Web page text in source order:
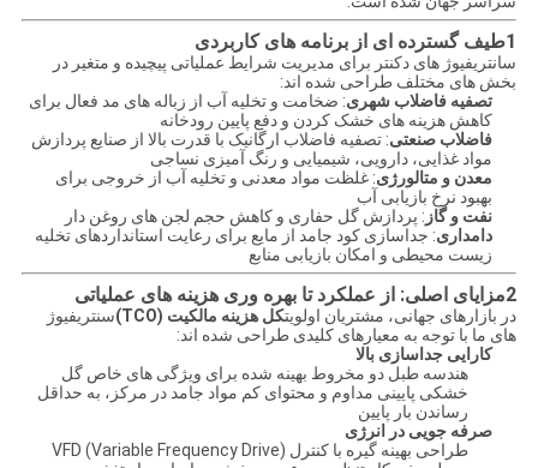
1طیف گسترده ای از برنامه های کاربردی
سانتریفیوژ های دکنتر برای مدیریت شرایط عملیاتی پیچیده و متغیر در
بخش های مختلف طراحی شده اند:
تصفیه فاضلاب شهری: ضخامت و تخلیه آب از زباله های مد فعال برای
کاهش هزینه های خشک کردن و دفع پایین رودخانه
فاضلاب صنعتی: تصفیه فاضلاب ارگانیک با قدرت بالا از صنایع پردازش
مواد غذایی، دارویی، شیمیایی و رنگ آمیزی نساجی
معدن و متالورژی: غلظت مواد معدنی و تخلیه آب از خروجی برای
بهبود نرخ بازیابی آب
نفت و گاز : پردازش گل حفاری و کاهش حجم لجن های روغن دار
دامداری: جداسازی کود جامد از مایع برای رعایت استانداردهای تخلیه
زیست محیطی و امکان بازیابی منابع
2مزایای اصلی: از عملکرد تا بهره وری هزینه های عملیاتی
در بازارهای جهانی، مشتریان اولویتکل هزینه مالکیت (TCO)
سنتریفیوژ
های ما با توجه به معیارهای کلیدی طراحی شده اند:
کارایی جداسازی بالا
هندسه طبل دو مخروط بهینه شده برای ویژگی های خاص گل
خشکی پایینی مداوم و محتوای کم مواد جامد در مرکز، به حداقل
رساندن بار پایین
صرفه جویی در انرژی
طراحی بهینه گیره با کنترل VFD (Variable Frequency Drive)